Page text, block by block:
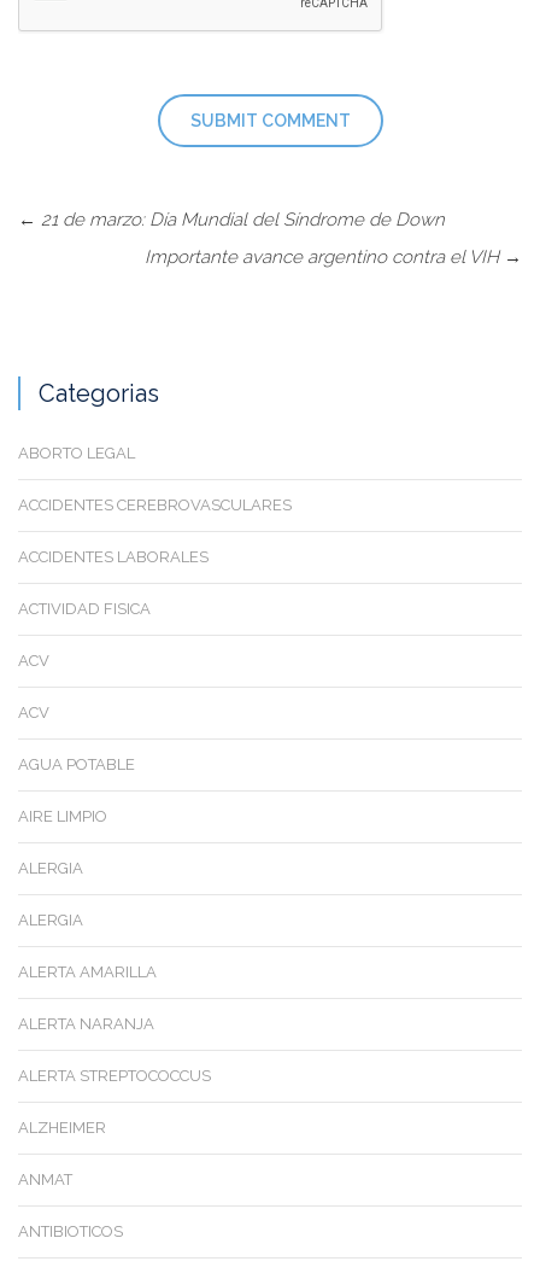
← 21 de marzo: Día Mundial del Síndrome de Down
Importante avance argentino contra el VIH →
Categorias
ABORTO LEGAL
ACCIDENTES CEREBROVASCULARES
ACCIDENTES LABORALES
ACTIVIDAD FISICA
ACV
ACV
AGUA POTABLE
AIRE LIMPIO
ALERGIA
ALERGIA
ALERTA AMARILLA
ALERTA NARANJA
ALERTA STREPTOCOCCUS
ALZHEIMER
ANMAT
ANTIBIOTICOS